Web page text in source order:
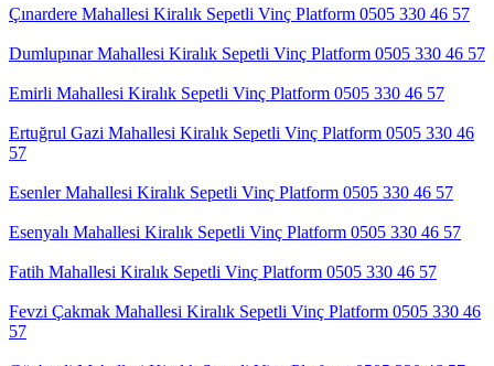
Çınardere Mahallesi Kiralık Sepetli Vinç Platform 0505 330 46 57
Dumlupınar Mahallesi Kiralık Sepetli Vinç Platform 0505 330 46 57
Emirli Mahallesi Kiralık Sepetli Vinç Platform 0505 330 46 57
Ertuğrul Gazi Mahallesi Kiralık Sepetli Vinç Platform 0505 330 46
57
Esenler Mahallesi Kiralık Sepetli Vinç Platform 0505 330 46 57
Esenyalı Mahallesi Kiralık Sepetli Vinç Platform 0505 330 46 57
Fatih Mahallesi Kiralık Sepetli Vinç Platform 0505 330 46 57
Fevzi Çakmak Mahallesi Kiralık Sepetli Vinç Platform 0505 330 46
57